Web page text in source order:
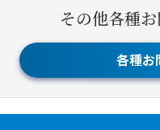
その他各種
各種お